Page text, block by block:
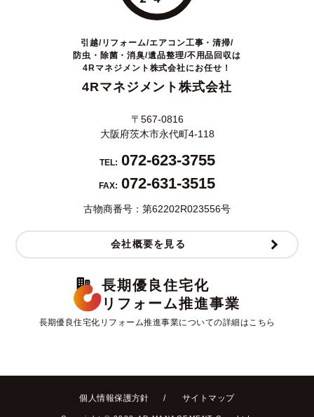
引越/リフォーム/エアコン工事・清掃/
防虫・除菌・消臭/遺品整理/不用品回収は
4Rマネジメント株式会社にお任せ！
4Rマネジメント株式会社
〒567-0816
大阪府茨木市永代町4-118
TEL: 072-623-3755
FAX: 072-631-3515
古物商番号：第62202R023556号
会社概要を見る
長期優良住宅化
リフォーム推進事業
長期優良住宅化リフォーム推進事業についての詳細はこちら
個人情報保護方針 サイトマップ